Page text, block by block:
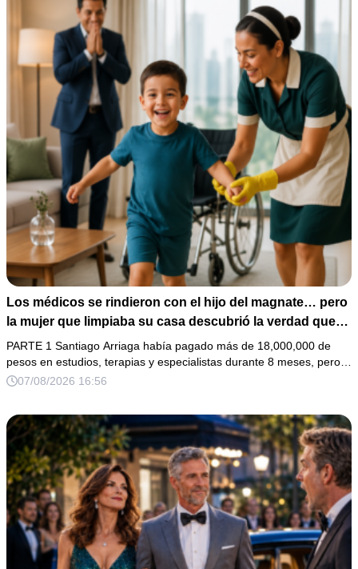
Los médicos se rindieron con el hijo del magnate… pero
la mujer que limpiaba su casa descubrió la verdad que
nadie quiso escuchar.
PARTE 1 Santiago Arriaga había pagado más de 18,000,000 de
pesos en estudios, terapias y especialistas durante 8 meses, pero…
07/08/2026 16:56